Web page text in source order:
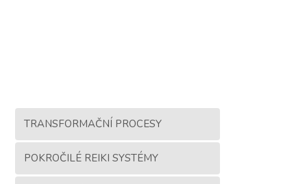
TRANSFORMAČNÍ PROCESY
POKROČILÉ REIKI SYSTÉMY